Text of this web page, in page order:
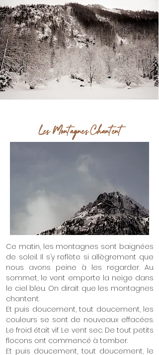
Les Montagnes Chantent
Ce matin, les montagnes sont baignées
de soleil. Il s’y reflète si allègrement que
nous avons peine à les regarder. Au
sommet, le vent emporte la neige dans
le ciel bleu. On dirait que les montagnes
chantent.
Et puis doucement, tout doucement, les
couleurs se sont de nouveaux effacées.
Le froid était vif. Le vent sec. De tout petits
flocons ont commencé à tomber.
Et puis doucement, tout doucement, le